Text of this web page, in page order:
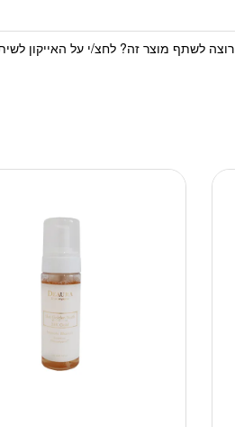
רוצה לשתף מוצר זה? לחצ/י על האייקון